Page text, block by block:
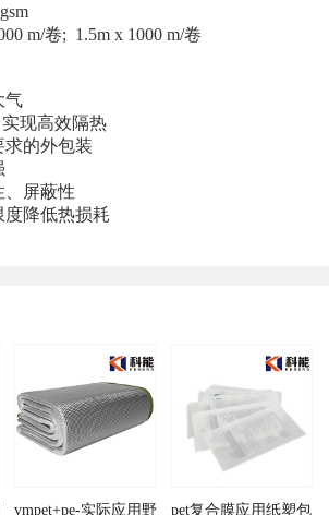
m/卷; 1.5m x 1000 m/卷
气
现高效隔热
的外包装
、屏蔽性
降低热损耗
vmpet+pe-实际应用野 pet复合膜应用纸塑包